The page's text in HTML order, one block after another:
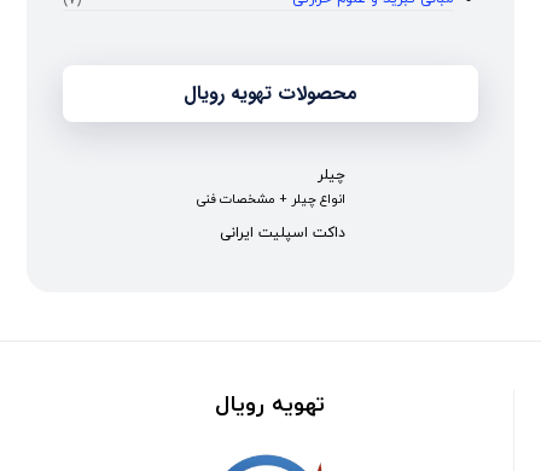
محصولات تهویه رویال
چیلر
انواع چیلر + مشخصات فنی
داکت اسپلیت ایرانی
تهویه رویال